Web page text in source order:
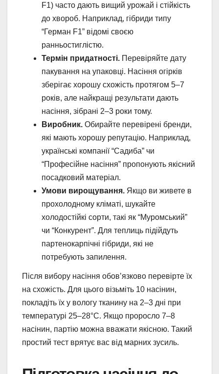
F1) часто дають вищий урожай і стійкість
до хвороб. Наприклад, гібриди типу
“Герман F1” відомі своєю
ранньостиглістю.
Термін придатності. Перевіряйте дату
пакування на упаковці. Насіння огірків
зберігає хорошу схожість протягом 5–7
років, але найкращі результати дають
насіння, зібрані 2–3 роки тому.
Виробник. Обирайте перевірені бренди,
які мають хорошу репутацію. Наприклад,
українські компанії “Садиба” чи
“Професійне насіння” пропонують якісний
посадковий матеріал.
Умови вирощування. Якщо ви живете в
прохолодному кліматі, шукайте
холодостійкі сорти, такі як “Муромський”
чи “Конкурент”. Для теплиць підійдуть
партенокарпічні гібриди, які не
потребують запилення.
Після вибору насіння обов’язково перевірте їх
на схожість. Для цього візьміть 10 насінин,
покладіть їх у вологу тканину на 2–3 дні при
температурі 25–28°C. Якщо проросло 7–8
насінин, партію можна вважати якісною. Такий
простий тест врятує вас від марних зусиль.